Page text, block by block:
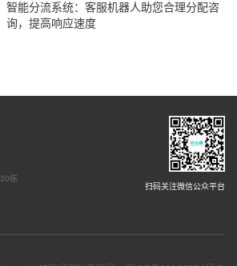
智能分流系统：客服机器人助您合理分配咨
询，提高响应速度
栋
扫码关注微信公众平台